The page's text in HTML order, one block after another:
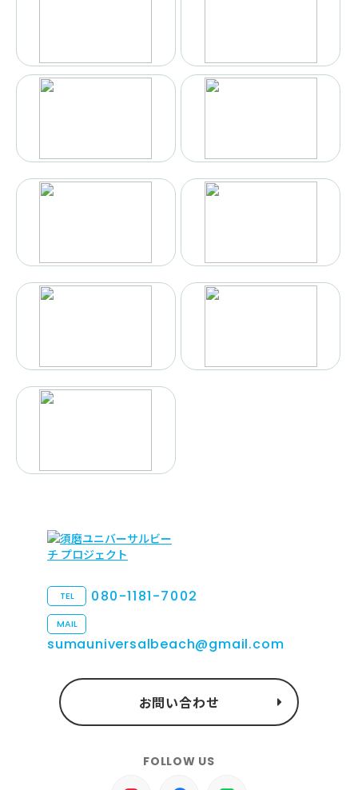
TEL 080-1181-7002
MAIL
sumauniversalbeach@gmail.com
お問い合わせ
FOLLOW US